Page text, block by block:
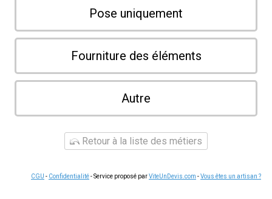
Pose uniquement
Fourniture des éléments
Autre
Retour à la liste des métiers
CGU - Confidentialité- Service proposé parViteUnDevis.com -Vous êtes un artisan ?